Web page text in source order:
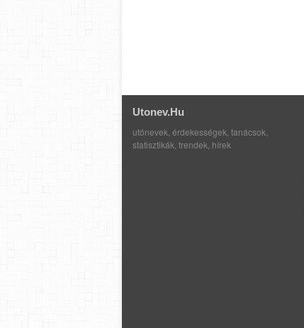
Utonev.hu
utónevek, érdekességek, tanácsok,
statisztikák, trendek, hírek